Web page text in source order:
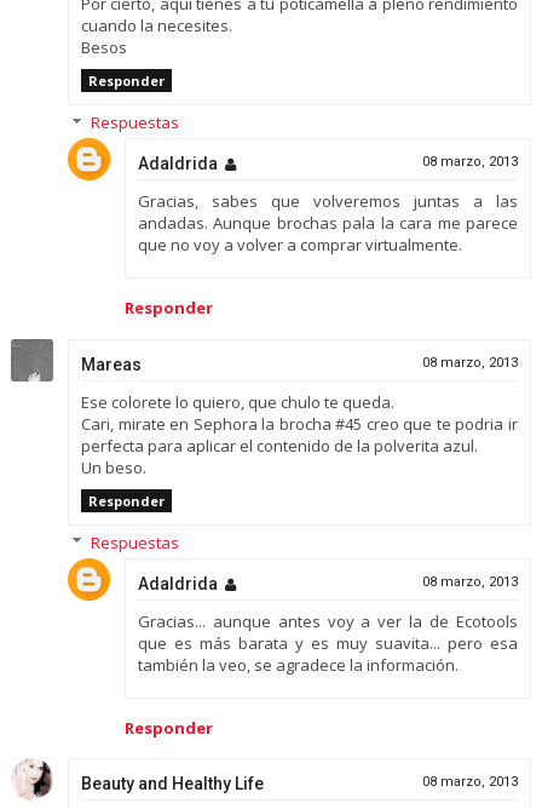
cuando la necesites.
Besos
Responder
Respuestas
Adaldrida 08 marzo, 2013
Gracias, sabes que volveremos juntas a las
andadas. Aunque brochas pala la cara me parece
que no voy a volver a comprar virtualmente.
Responder
Mareas 08 marzo, 2013
Ese colorete lo quiero, que chulo te queda.
Cari, mirate en Sephora la brocha #45 creo que te podria ir
perfecta para aplicar el contenido de la polverita azul.
Un beso.
Responder
Respuestas
Adaldrida 08 marzo, 2013
Gracias... aunque antes voy a ver la de Ecotools
que es más barata y es muy suavita... pero esa
también la veo, se agradece la información.
Responder
Beauty and Healthy Life 08 marzo, 2013